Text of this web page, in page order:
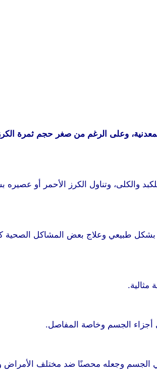
المعدنية، وعلى الرغم من صغر حجم ثمرة
والكلى، وتناول الكرز الأحمر أو
طبيعي وعلاج بعض المشاكل الصحية
مثالية.
الجسم وخاصة المفاصل.
الجسم وجعله محصنًا ضد مختلف الأمراض